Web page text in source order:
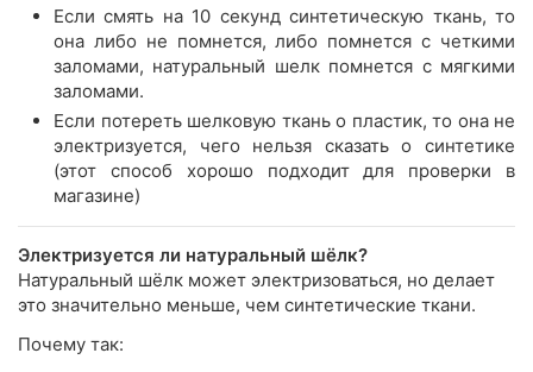
Если смять на 10 секунд синтетическую ткань, то
она либо не помнется, либо помнется с четкими
заломами, натуральный шелк помнется с мягкими
заломами.
Если потереть шелковую ткань о пластик, то она не
электризуется, чего нельзя сказать о синтетике
(этот способ хорошо подходит для проверки в
магазине)
Электризуется ли натуральный шёлк?
Натуральный шёлк может электризоваться, но делает
это значительно меньше, чем синтетические ткани.
Почему так: